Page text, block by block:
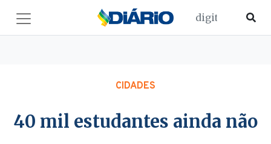
CIDADES
40 mil estudantes ainda não